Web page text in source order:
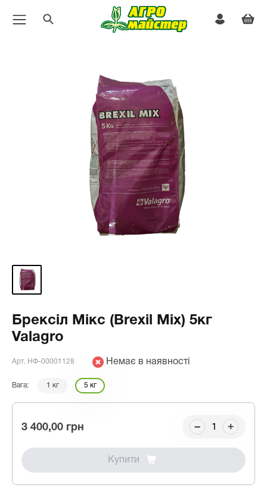
Брексіл Мікс (Brexil Mix) 5кг
Valagro
Арт. НФ-00001128 Немає в наявності
Вага: 1 кг 5 кг
3 400,00 грн
Купити